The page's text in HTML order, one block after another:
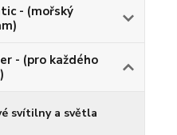
- (mořský
- (pro každého
svítilny a světla